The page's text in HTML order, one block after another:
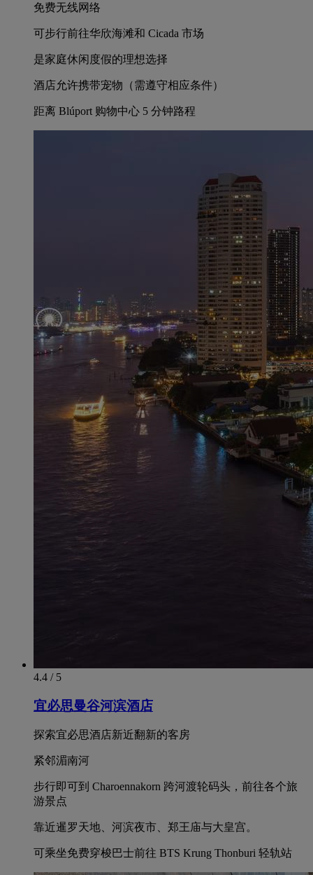
免费无线网络
可步行前往华欣海滩和 Cicada 市场
是家庭休闲度假的理想选择
酒店允许携带宠物（需遵守相应条件）
距离 Blúport 购物中心 5 分钟路程
4.4 / 5
宜必思曼谷河滨酒店
探索宜必思酒店新近翻新的客房
紧邻湄南河
步行即可到 Charoennakorn 跨河渡轮码头，前往各个旅
游景点
靠近暹罗天地、河滨夜市、郑王庙与大皇宫。
可乘坐免费穿梭巴士前往 BTS Krung Thonburi 轻轨站